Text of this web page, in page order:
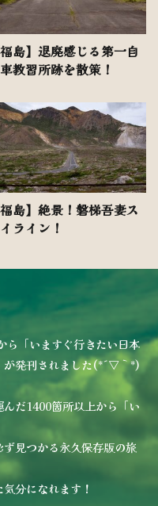
福島】退廃感じる第一自
教習所跡を散策！
福島】絶景！磐梯吾妻ス
ライン！
ら「いますぐ行きたい日本
発刊されました(*´▽｀*)
だ1400箇所以上から「い
見つかる永久保存版の旅
分になれます！